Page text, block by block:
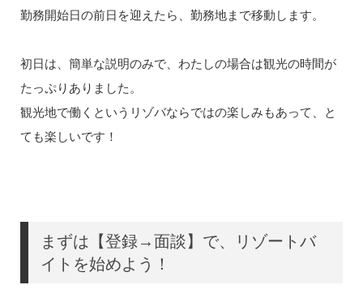
勤務開始日の前日を迎えたら、勤務地まで移動します。
初日は、簡単な説明のみで、わたしの場合は観光の時間が
たっぷりありました。
観光地で働くというリゾバならではの楽しみもあって、と
ても楽しいです！
まずは【登録→面談】で、リゾートバ
イトを始めよう！